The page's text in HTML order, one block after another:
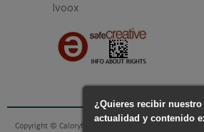
Ivoox
Copyright © Caloryfrio.com - todo sobre Aire